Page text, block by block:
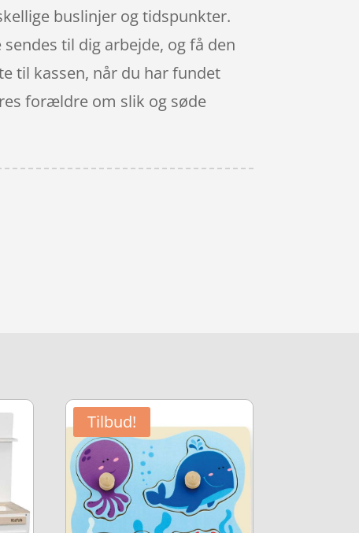
buslinjer og tidspunkter.
til dig arbejde, og få den
til kassen, når du har fundet
forældre om slik og søde
Tilbud!